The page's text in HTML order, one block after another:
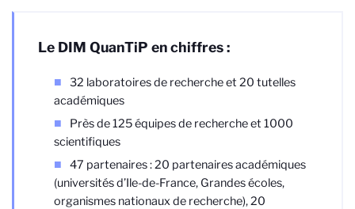
Le DIM QuanTiP en chiffres :
32 laboratoires de recherche et 20 tutelles
académiques
Près de 125 équipes de recherche et 1000
scientifiques
47 partenaires : 20 partenaires académiques
(universités d’Ile-de-France, Grandes écoles,
organismes nationaux de recherche), 20